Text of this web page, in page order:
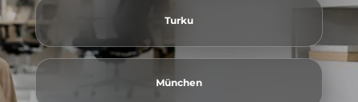
Turku
München